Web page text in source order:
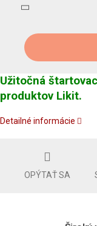
Užitočná
produktov Likit.
Detailné informácie
OPÝTAŤ SA